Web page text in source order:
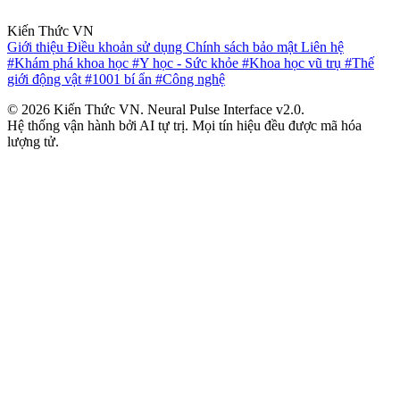
Kiến Thức VN
Giới thiệu Điều khoản sử dụng Chính sách bảo mậtLiên hệ
#Khám phá khoa học #Y học - Sức khỏe #Khoa học vũ trụ #Thế
giới động vật#1001 bí ẩn #Công nghệ
© 2026 Kiến Thức VN. Neural Pulse Interface v2.0.
Hệ thống vận hành bởi AI tự trị. Mọi tín hiệu đều được mã hóa
lượng tử.